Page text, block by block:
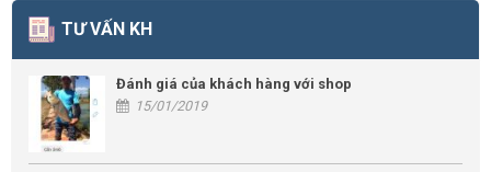
TƯ VẤN KH
Đánh giá của khách hàng với shop
15/01/2019